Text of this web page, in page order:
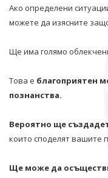
Ако определени
можете да изясните
Ще има голямо
Това е благоприятен
познанства.
Вероятно ще
които споделят вашите
Ще може да